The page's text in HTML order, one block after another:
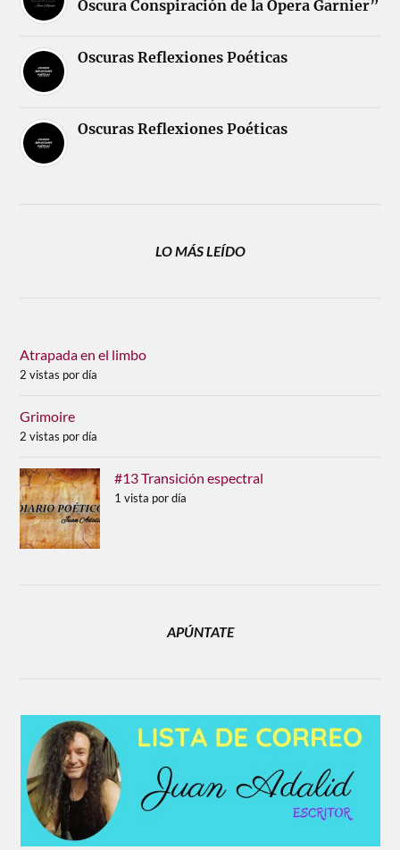
Oscura Conspiración de la Ópera Garnier”
Oscuras Reflexiones Poéticas
Oscuras Reflexiones Poéticas
LO MÁS LEÍDO
Atrapada en el limbo
2 vistas por día
Grimoire
2 vistas por día
#13 Transición espectral
1 vista por día
APÚNTATE